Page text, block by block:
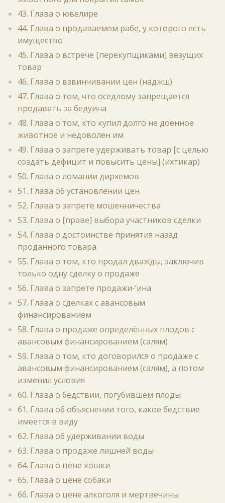
43. Глава о ювелире
44. Глава о продаваемом рабе, у которого есть
имущество
45. Глава о встрече [перекупщиками] везущих
товар
46. Глава о взвинчивании цен (наджш)
47. Глава о том, что оседлому запрещается
продавать за бедуина
48. Глава о том, кто купил долго не доенное
животное и недоволен им
49. Глава о запрете удерживать товар [с целью
создать дефицит и повысить цены] (ихтикар)
50. Глава о ломании дирхемов
51. Глава об установлении цен
52. Глава о запрете мошенничества
53. Глава о [праве] выбора участников сделки
54. Глава о достоинстве принятия назад
проданного товара
55. Глава о том, кто продал дважды, заключив
только одну сделку о продаже
56. Глава о запрете продажи-‘ина
57. Глава о сделках с авансовым
финансированием
58. Глава о продаже определённых плодов с
авансовым финансированием (салям)
59. Глава о том, кто договорился о продаже с
авансовым финансированием (салям), а потом
изменил условия
60. Глава о бедствии, погубившем плоды
61. Глава об объяснении того, какое бедствие
имеется в виду
62. Глава об удерживании воды
63. Глава о продаже лишней воды
64. Глава о цене кошки
65. Глава о цене собаки
66. Глава о цене алкоголя и мертвечины